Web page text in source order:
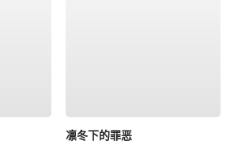
凛冬下的罪恶